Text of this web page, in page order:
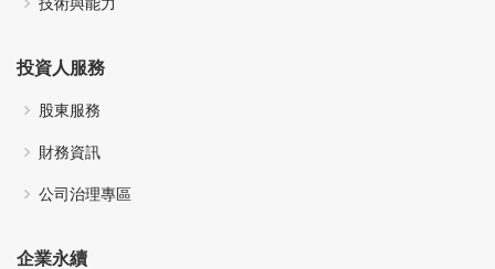
投資人服務
股東服務
財務資訊
公司治理專區
企業永續